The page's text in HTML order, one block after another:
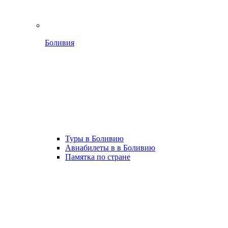
Боливия
Туры в Боливию
Авиабилеты в в Боливию
Памятка по стране